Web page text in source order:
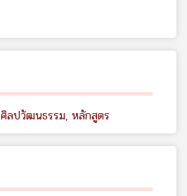
ศิลปวัฒนธรรม, หลักสูตร